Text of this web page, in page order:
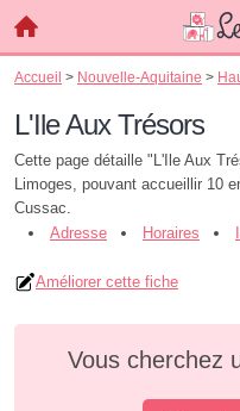
Accueil > Nouvelle-Aquitaine >
L'Ile Aux Trésors
Cette page détaille "L'Ile Aux
Limoges, pouvant accueillir 10
Cussac.
Adresse
Horaires
Améliorer cette fiche
Vous cherchez